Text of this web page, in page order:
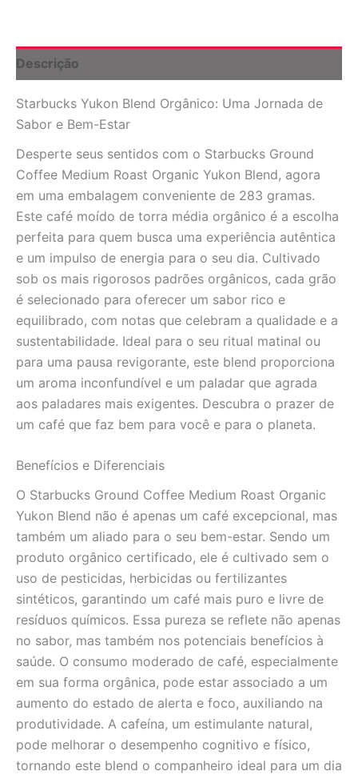
-
quantidade
R$152,09.R$124,69.
Descrição
Starbucks Yukon Blend Orgânico: Uma Jornada de
Sabor e Bem-Estar
Desperte seus sentidos com o Starbucks Ground
Coffee Medium Roast Organic Yukon Blend, agora
em uma embalagem conveniente de 283 gramas.
Este café moído de torra média orgânico é a escolha
perfeita para quem busca uma experiência autêntica
e um impulso de energia para o seu dia. Cultivado
sob os mais rigorosos padrões orgânicos, cada grão
é selecionado para oferecer um sabor rico e
equilibrado, com notas que celebram a qualidade e a
sustentabilidade. Ideal para o seu ritual matinal ou
para uma pausa revigorante, este blend proporciona
um aroma inconfundível e um paladar que agrada
aos paladares mais exigentes. Descubra o prazer de
um café que faz bem para você e para o planeta.
Benefícios e Diferenciais
O Starbucks Ground Coffee Medium Roast Organic
Yukon Blend não é apenas um café excepcional, mas
também um aliado para o seu bem-estar. Sendo um
produto orgânico certificado, ele é cultivado sem o
uso de pesticidas, herbicidas ou fertilizantes
sintéticos, garantindo um café mais puro e livre de
resíduos químicos. Essa pureza se reflete não apenas
no sabor, mas também nos potenciais benefícios à
saúde. O consumo moderado de café, especialmente
em sua forma orgânica, pode estar associado a um
aumento do estado de alerta e foco, auxiliando na
produtividade. A cafeína, um estimulante natural,
pode melhorar o desempenho cognitivo e físico,
tornando este blend o companheiro ideal para um dia